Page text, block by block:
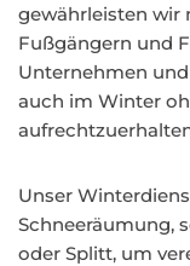
gewährleisten wir
Fußgängern und
Unternehmen
auch im Winter
Unser
Schneeräumung,
oder Splitt, um